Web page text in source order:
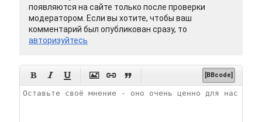
появляются на сайте только после проверки
модератором. Если вы хотите, чтобы ваш
комментарий был опубликован сразу, то
авторизуйтесь
      [BBcode]